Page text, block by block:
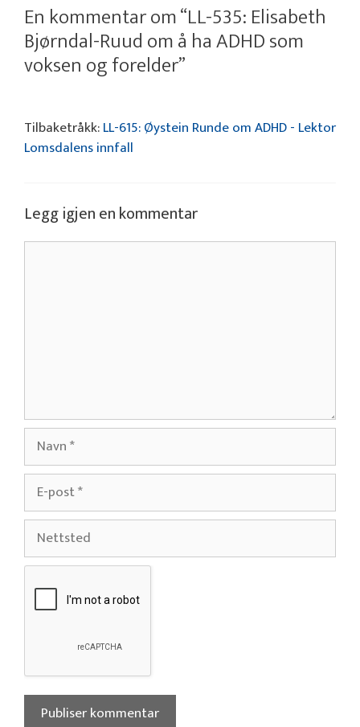
En kommentar om “LL-535: Elisabeth
Bjørndal-Ruud om å ha ADHD som
voksen og forelder”
Tilbaketråkk:LL-615: Øystein Runde om ADHD - Lektor
Lomsdalens innfall
Legg igjen en kommentar
Navn
post
Nettsted